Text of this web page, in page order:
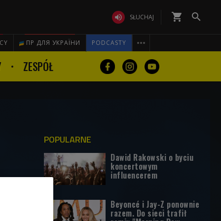
 SŁUCHAJ shopping_cart 
ПР ДЛЯ УКРАЇНИ PODCASTY 
ZESPÓŁ
POPULARNE
Dawid Rakowski o byciu
koncertowym
influencerem
Beyoncé i Jay-Z ponownie
razem. Do sieci trafił